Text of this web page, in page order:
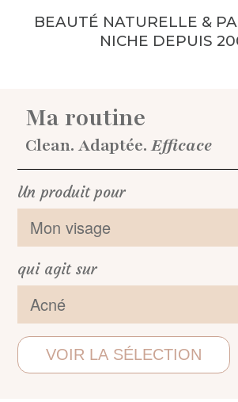
BEAUTÉ NATURELLE &
NICHE DEPUIS
Ma routine
Clean. Adaptée.Efficace
Un produit pour
qui agit sur
VOIR LA SÉLECTION